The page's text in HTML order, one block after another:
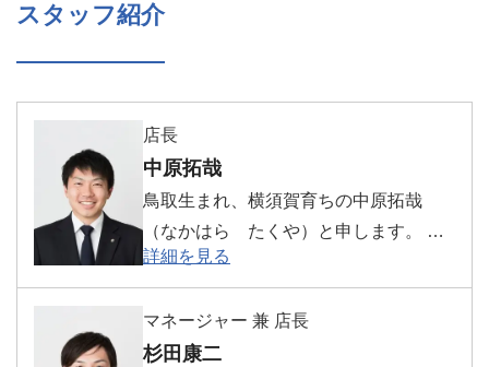
スタッフ紹介
店長
中原拓哉
鳥取生まれ、横須賀育ちの中原拓哉
（なかはら たくや）と申します。 幼
稚園、小学校、中学校、高校と横須賀
市内の学校で、大学時代も横須賀から
の通学でした。そのままウスイホーム
に就職となったので、ずっと横須賀で
詳細を見る
マネージャー 兼 店長
杉田康二